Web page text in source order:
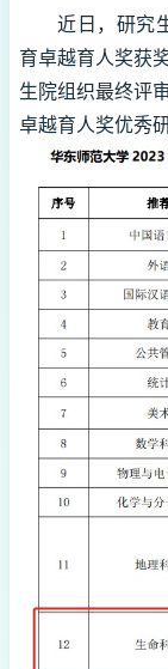
近日，研究
育卓越育人奖获
生院组织最终评
卓越育人奖优秀